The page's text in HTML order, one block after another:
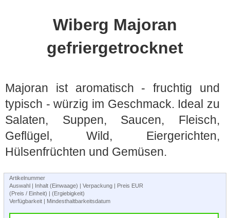
Wiberg Majoran
gefriergetrocknet
Majoran ist aromatisch - fruchtig und
typisch - würzig im Geschmack. Ideal zu
Salaten, Suppen, Saucen, Fleisch,
Geflügel, Wild, Eiergerichten,
Hülsenfrüchten und Gemüsen.
Artikelnummer
Auswahl | Inhalt (Einwaage) | Verpackung | Preis EUR
(Preis / Einheit) | (Ergiebigkeit)
Verfügbarkeit | Mindesthaltbarkeitsdatum